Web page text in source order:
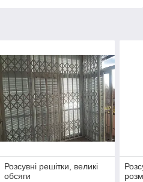
Розсувні решітки, великі
обсяги